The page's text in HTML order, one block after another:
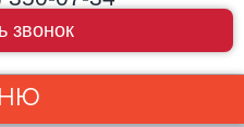
звонок